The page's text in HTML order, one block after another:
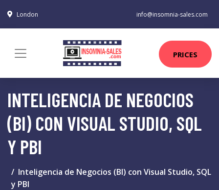
London info@insomnia-sales.com
PRICES
INTELIGENCIA DE NEGOCIOS
(BI) CON VISUAL STUDIO, SQL
Y PBI
Inteligencia de Negocios (BI) con Visual Studio, SQL
y PBI